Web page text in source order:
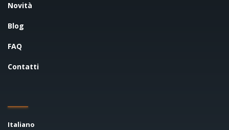
Novità
Blog
FAQ
Contatti
Italiano